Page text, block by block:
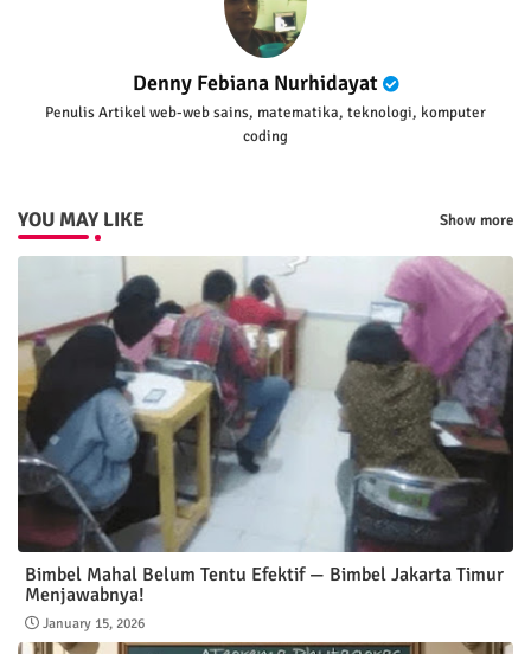
Denny Febiana Nurhidayat
Penulis Artikel web-web sains, matematika, teknologi, komputer
coding
YOU MAY LIKE Show more
Bimbel Mahal Belum Tentu Efektif — Bimbel Jakarta Timur
Menjawabnya!
January 15, 2026